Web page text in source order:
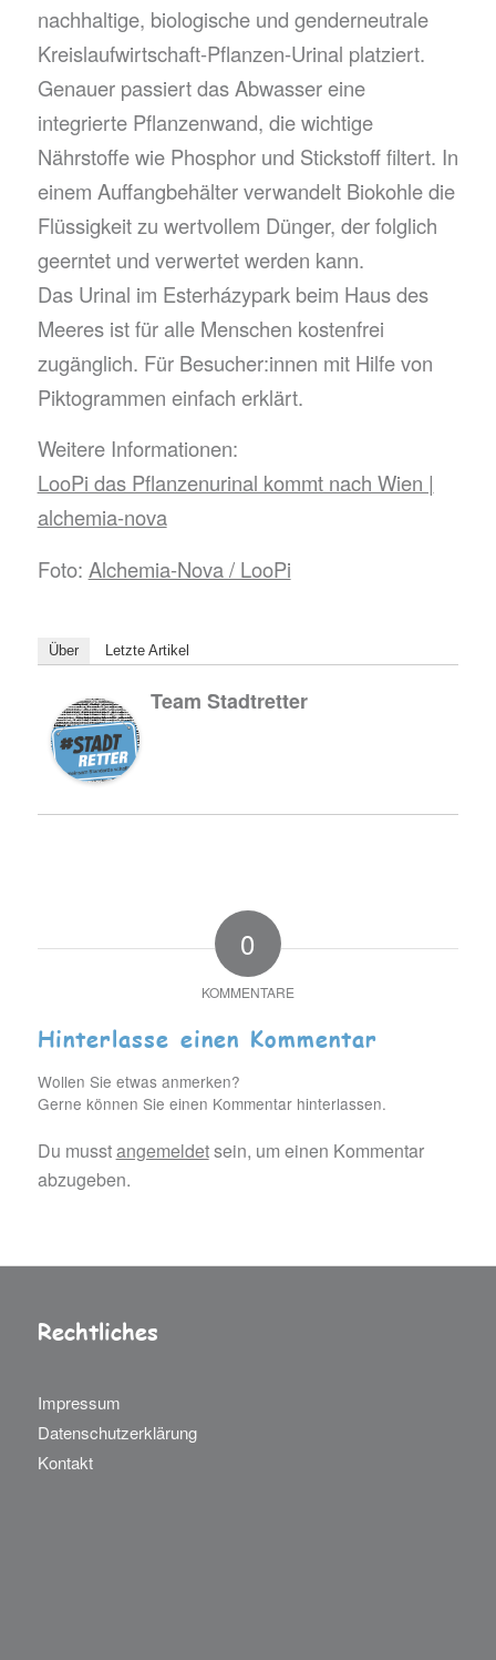
nachhaltige, biologische und genderneutrale
Kreislaufwirtschaft-Pflanzen-Urinal platziert.
Genauer passiert das Abwasser eine
integrierte Pflanzenwand, die wichtige
Nährstoffe wie Phosphor und Stickstoff filtert. In
einem Auffangbehälter verwandelt Biokohle die
Flüssigkeit zu wertvollem Dünger, der folglich
geerntet und verwertet werden kann.
Das Urinal im Esterházypark beim Haus des
Meeres ist für alle Menschen kostenfrei
zugänglich. Für Besucher:innen mit Hilfe von
Piktogrammen einfach erklärt.
Weitere Informationen:
LooPi das Pflanzenurinal kommt nach Wien |
alchemia-nova
Foto: Alchemia-Nova / LooPi
Über Letzte Artikel
Team Stadtretter
0
KOMMENTARE
Hinterlasse einen Kommentar
Wollen Sie etwas anmerken?
Gerne können Sie einen Kommentar hinterlassen.
Du musstangemeldetsein, um einen Kommentar
abzugeben.
Rechtliches
Impressum
Datenschutzerklärung
Kontakt